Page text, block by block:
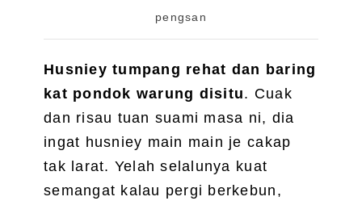
pengsan
Husniey tumpang rehat dan baring
kat pondok warung disitu. Cuak
dan risau tuan suami masa ni, dia
ingat husniey main main je cakap
tak larat. Yelah selalunya kuat
semangat kalau pergi berkebun,